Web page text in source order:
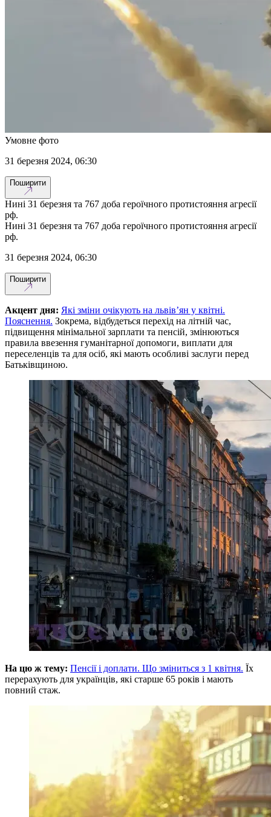
Умовне фото
31 березня 2024, 06:30
Поширити
Нині 31 березня та 767 доба героїчного протистояння агресії
рф.
Нині 31 березня та 767 доба героїчного протистояння агресії
рф.
31 березня 2024, 06:30
Поширити
Акцент дня: Які зміни очікують на львів’ян у квітні.
Пояснення. Зокрема, відбудеться перехід на літній час,
підвищення мінімальної зарплати та пенсій, змінюються
правила ввезення гуманітарної допомоги, виплати для
переселенців та для осіб, які мають особливі заслуги перед
Батьківщиною.
На цю ж тему: Пенсії і доплати. Що зміниться з 1 квітня. Їх
перерахують для українців, які старше 65 років і мають
повний стаж.